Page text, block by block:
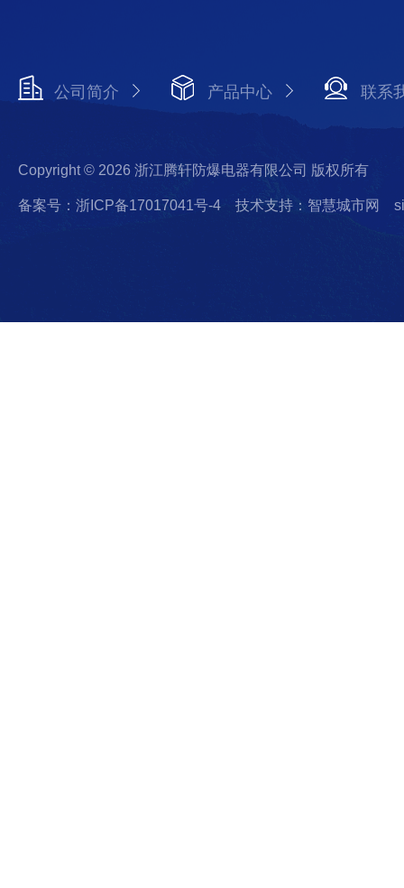
公司简介 产品中心 联系
Copyright © 2026 浙江腾轩防爆电器有限公司 版权所有
备案号：浙ICP备17017041号-4 技术支持：智慧城市网